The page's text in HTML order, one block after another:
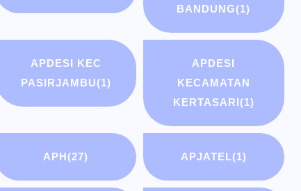
BANDUNG(1)
APDESI KEC
PASIRJAMBU(1)
APDESI
KECAMATAN
KERTASARI(1)
APH(27) APJATEL(1)